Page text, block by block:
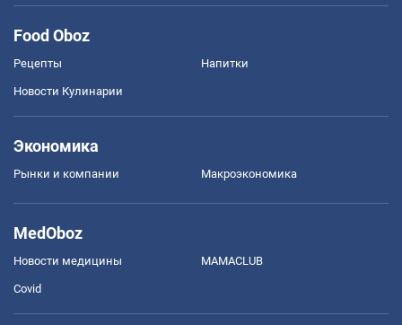
Food Oboz
Рецепты Напитки
Новости Кулинарии
Экономика
Рынки и компании Mакроэкономика
MedOboz
Новости медицины MAMACLUB
Covid